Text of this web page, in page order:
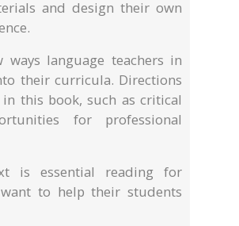
and design their own
language teachers in
their curricula. Directions
this book, such as critical
for professional
is essential reading for
to help their students